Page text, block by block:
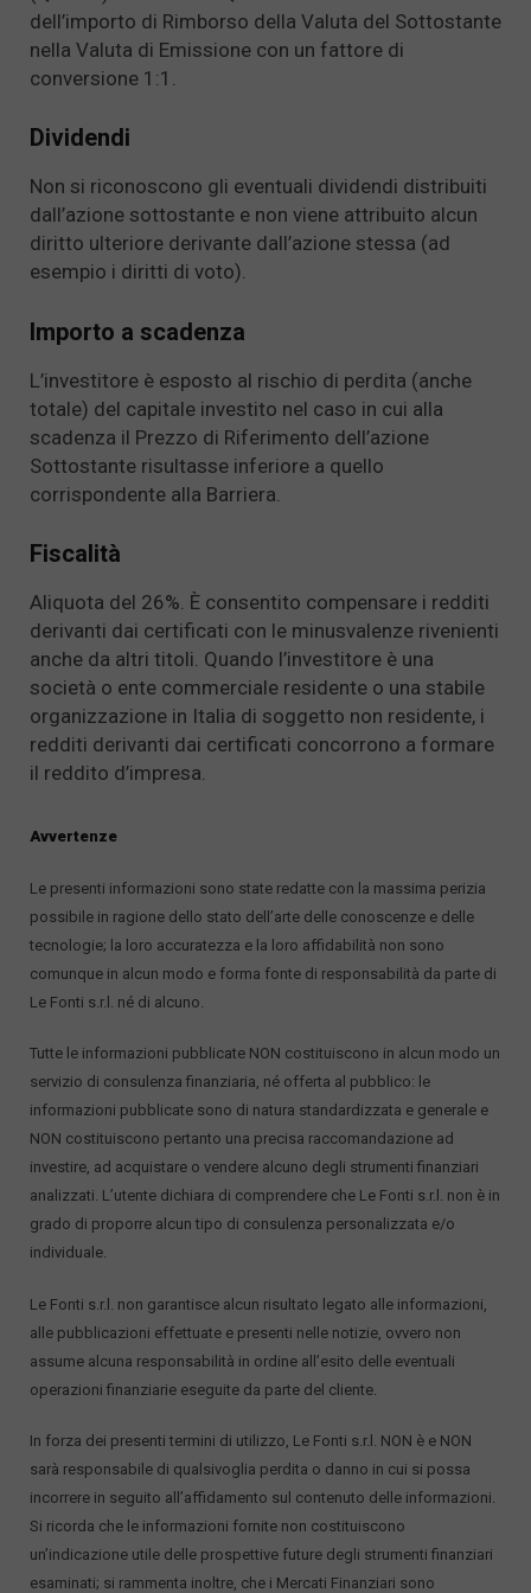
dell’importo di Rimborso della Valuta del Sottostante
nella Valuta di Emissione con un fattore di
conversione 1:1.
Dividendi
Non si riconoscono gli eventuali dividendi distribuiti
dall’azione sottostante e non viene attribuito alcun
diritto ulteriore derivante dall’azione stessa (ad
esempio i diritti di voto).
Importo a scadenza
L’investitore è esposto al rischio di perdita (anche
totale) del capitale investito nel caso in cui alla
scadenza il Prezzo di Riferimento dell’azione
Sottostante risultasse inferiore a quello
corrispondente alla Barriera.
Fiscalità
Aliquota del 26%. È consentito compensare i redditi
derivanti dai certificati con le minusvalenze rivenienti
anche da altri titoli. Quando l’investitore è una
società o ente commerciale residente o una stabile
organizzazione in Italia di soggetto non residente, i
redditi derivanti dai certificati concorrono a formare
il reddito d’impresa.
Avvertenze
Le presenti informazioni sono state redatte con la massima perizia
possibile in ragione dello stato dell’arte delle conoscenze e delle
tecnologie; la loro accuratezza e la loro affidabilità non sono
comunque in alcun modo e forma fonte di responsabilità da parte di
Le Fonti s.r.l. né di alcuno.
Tutte le informazioni pubblicate NON costituiscono in alcun modo un
servizio di consulenza finanziaria, né offerta al pubblico: le
informazioni pubblicate sono di natura standardizzata e generale e
NON costituiscono pertanto una precisa raccomandazione ad
investire, ad acquistare o vendere alcuno degli strumenti finanziari
analizzati. L’utente dichiara di comprendere che Le Fonti s.r.l. non è in
grado di proporre alcun tipo di consulenza personalizzata e/o
individuale.
Le Fonti s.r.l. non garantisce alcun risultato legato alle informazioni,
alle pubblicazioni effettuate e presenti nelle notizie, ovvero non
assume alcuna responsabilità in ordine all’esito delle eventuali
operazioni finanziarie eseguite da parte del cliente.
In forza dei presenti termini di utilizzo, Le Fonti s.r.l. NON è e NON
sarà responsabile di qualsivoglia perdita o danno in cui si possa
incorrere in seguito all’affidamento sul contenuto delle informazioni.
Si ricorda che le informazioni fornite non costituiscono
un’indicazione utile delle prospettive future degli strumenti finanziari
esaminati; si rammenta inoltre, che i Mercati Finanziari sono